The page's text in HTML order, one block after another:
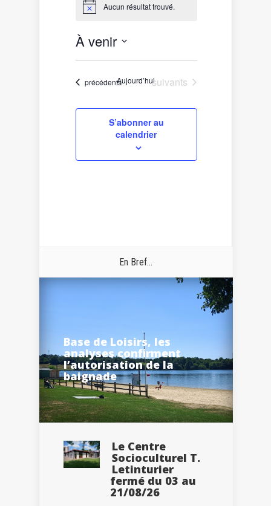
Notice Aucun résultat trouvé.
À venir
une
Évènements
précédentsAujourd’huiÉvènements
suivants
S’abonner au
calendrier
En Bref...
Base de Loisirs, les
analyses confirment
l’autorisation de la
baignade
Le Centre
Socioculturel T.
Letinturier
fermé du 03 au
21/08/26